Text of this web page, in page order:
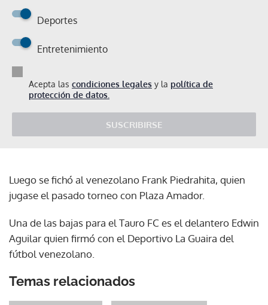
Deportes
Entretenimiento
Acepta las condiciones legales y la política de
protección de datos.
SUSCRIBIRSE
Luego se fichó al venezolano Frank Piedrahita, quien
jugase el pasado torneo con Plaza Amador.
Una de las bajas para el Tauro FC es el delantero Edwin
Aguilar quien firmó con el Deportivo La Guaira del
fútbol venezolano.
Temas relacionados